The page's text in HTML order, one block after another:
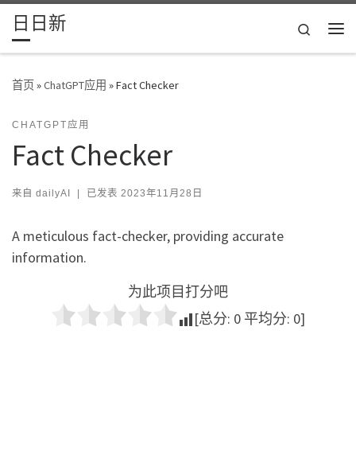
Skip to content
日日新
Search
首页»ChatGPT应用 »Fact Checker
CHATGPT应用
Fact Checker
来自 dailyAI | 已发表 2023年11月28日
A meticulous fact-checker, providing accurate
information.
为此项目打分吧
[总分: 0 平均分: 0]